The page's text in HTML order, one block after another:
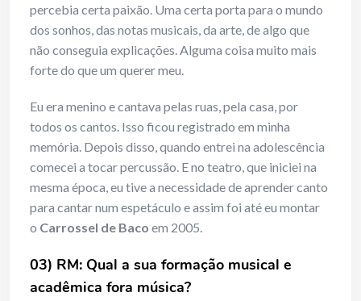
percebia certa paixão. Uma certa porta para o mundo
dos sonhos, das notas musicais, da arte, de algo que
não conseguia explicações. Alguma coisa muito mais
forte do que um querer meu.
Eu era menino e cantava pelas ruas, pela casa, por
todos os cantos. Isso ficou registrado em minha
memória. Depois disso, quando entrei na adolescência
comecei a tocar percussão. E no teatro, que iniciei na
mesma época, eu tive a necessidade de aprender canto
para cantar num espetáculo e assim foi até eu montar
o Carrossel de Baco em 2005.
03) RM: Qual a sua formação musical e
acadêmica fora música?